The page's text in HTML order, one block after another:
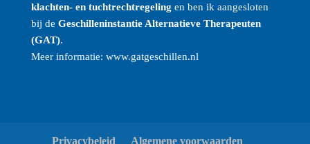
klachten- en tuchtrechtregeling en ben ik aangesloten
bij de Geschilleninstantie Alternatieve Therapeuten
(GAT).
Meer informatie: www.gatgeschillen.nl
Privacybeleid Algemene voorwaarden